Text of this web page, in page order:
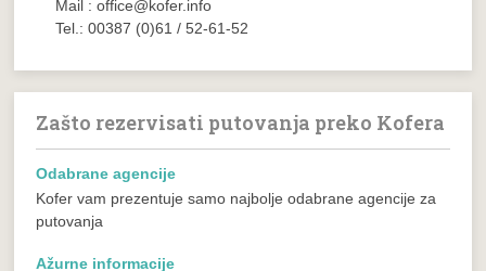
Mail : office@kofer.info
Tel.: 00387 (0)61 / 52-61-52
Zašto rezervisati putovanja preko Kofera
Odabrane agencije
Kofer vam prezentuje samo najbolje odabrane agencije za
putovanja
Ažurne informacije